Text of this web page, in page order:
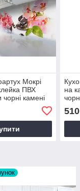
Мокрі
ПВХ
чорні камені
на
510